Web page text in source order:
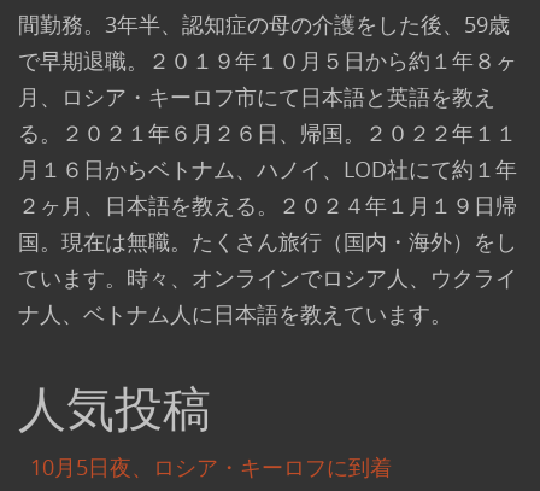
間勤務。3年半、認知症の母の介護をした後、59歳
で早期退職。２０１９年１０月５日から約１年８ヶ
月、ロシア・キーロフ市にて日本語と英語を教え
る。２０２１年６月２６日、帰国。２０２２年１１
月１６日からベトナム、ハノイ、LOD社にて約１年
２ヶ月、日本語を教える。２０２４年１月１９日帰
国。現在は無職。たくさん旅行（国内・海外）をし
ています。時々、オンラインでロシア人、ウクライ
ナ人、ベトナム人に日本語を教えています。
人気投稿
10月5日夜、ロシア・キーロフに到着